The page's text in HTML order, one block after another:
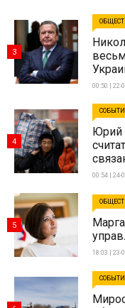
00:50 | 22-
3
Юрий
00:54 | 24-
4
18:03 | 23-
5